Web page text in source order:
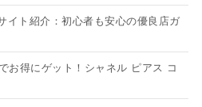
イト紹介：初心者も安心の優良店ガ
お得にゲット！シャネル ピアス コ